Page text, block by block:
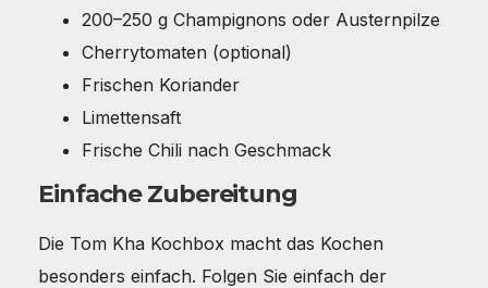
200–250 g Champignons oder Austernpilze
Cherrytomaten (optional)
Frischen Koriander
Limettensaft
Frische Chili nach Geschmack
Einfache Zubereitung
Die Tom Kha Kochbox macht das Kochen
besonders einfach. Folgen Sie einfach der